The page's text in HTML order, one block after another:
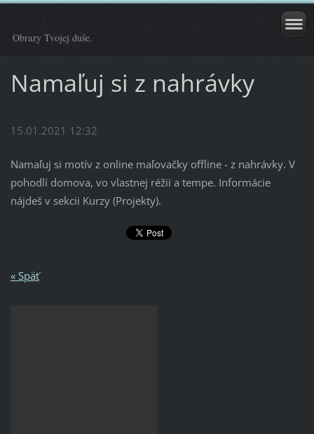
Obrazy Tvojej duše.
Namaľuj si z nahrávky
15.01.2021 12:32
Namaľuj si motív z online maľovačky offline - z nahrávky. V
pohodlí domova, vo vlastnej réžii a tempe. Informácie
nájdeš v sekcii Kurzy (Projekty).
« Späť